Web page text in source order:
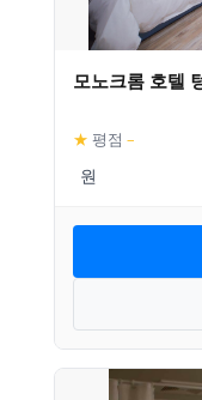
모노크롬 호텔
★ 평점 –